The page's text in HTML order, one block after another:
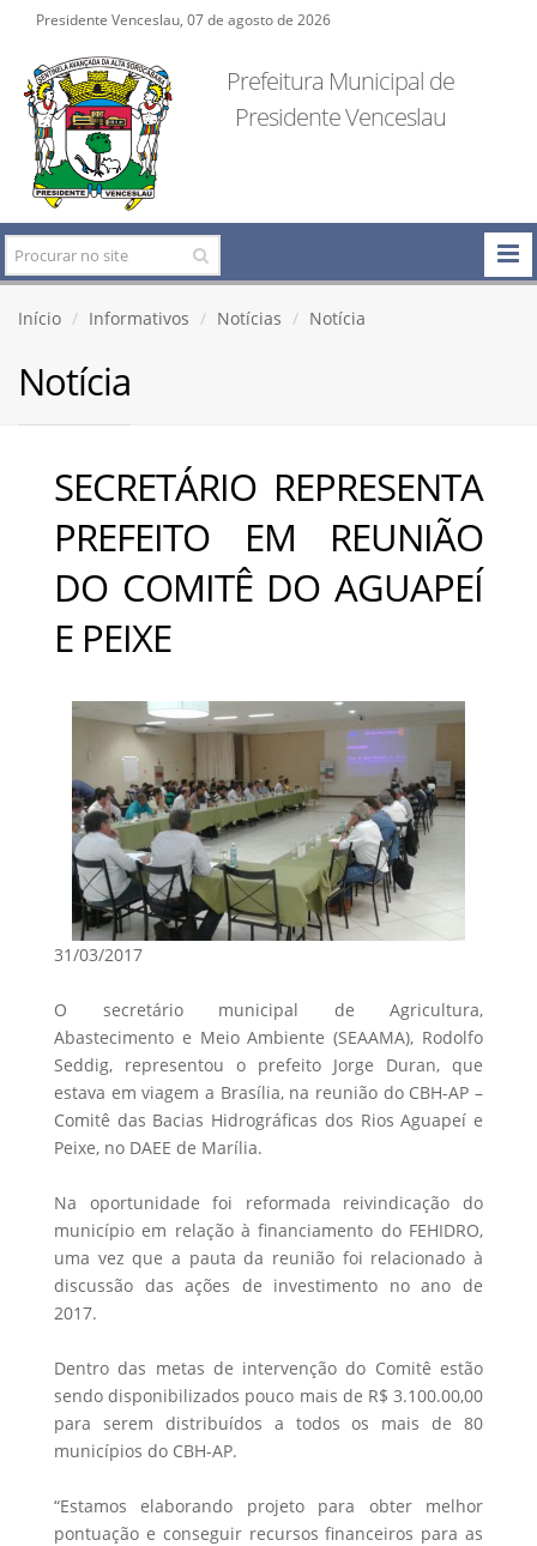
Presidente Venceslau, 07 de agosto de 2026
Prefeitura Municipal de
Presidente Venceslau
Início Informativos Notícias Notícia
Notícia
SECRETÁRIO REPRESENTA
PREFEITO EM REUNIÃO
DO COMITÊ DO AGUAPEÍ
E PEIXE
31/03/2017
O secretário municipal de Agricultura,
Abastecimento e Meio Ambiente (SEAAMA), Rodolfo
Seddig, representou o prefeito Jorge Duran, que
estava em viagem a Brasília, na reunião do CBH-AP –
Comitê das Bacias Hidrográficas dos Rios Aguapeí e
Peixe, no DAEE de Marília.
Na oportunidade foi reformada reivindicação do
município em relação à financiamento do FEHIDRO,
uma vez que a pauta da reunião foi relacionado à
discussão das ações de investimento no ano de
2017.
Dentro das metas de intervenção do Comitê estão
sendo disponibilizados pouco mais de R$ 3.100.00,00
para serem distribuídos a todos os mais de 80
municípios do CBH-AP.
“Estamos elaborando projeto para obter melhor
pontuação e conseguir recursos financeiros para as